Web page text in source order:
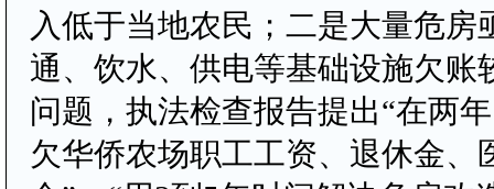
入低于当地农民；二是大量危房
通、饮水、供电等基础设施欠账
问题，执法检查报告提出“在两
欠华侨农场职工工资、退休金、